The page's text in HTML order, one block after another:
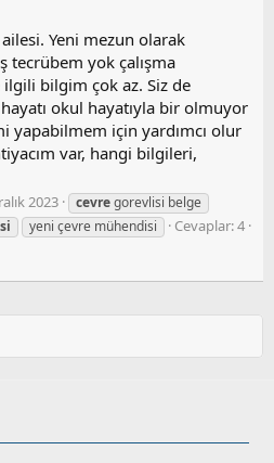
Yeni mezun olarak
tecrübem yok çalışma
ilgili bilgim çok az. Siz de
okul hayatıyla bir olmuyor
yapabilmem için yardımcı olur
var, hangi bilgileri,
2023 cevregorevlisi belge
yeni çevre mühendisi
Cevaplar: 4